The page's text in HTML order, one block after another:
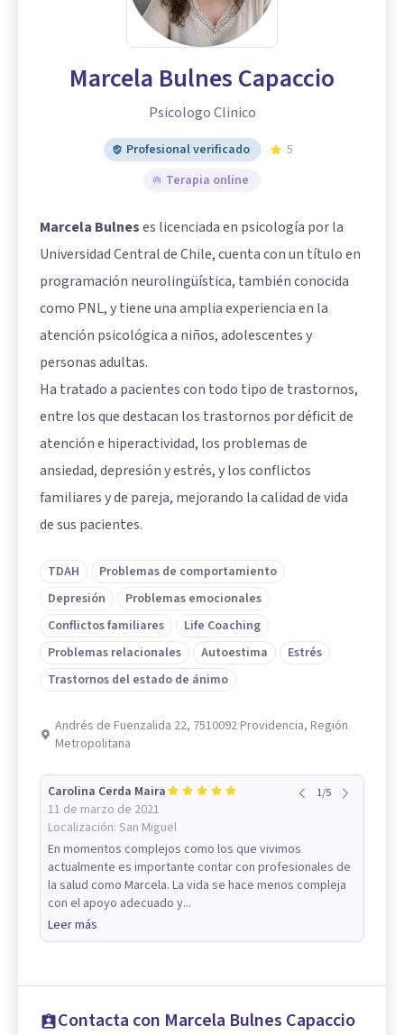
Marcela Bulnes Capaccio
Psicologo Clinico
Profesional verificado
5
Terapia online
Marcela Bulneses licenciada en psicología por la
Universidad Central de Chile, cuenta con un título en
programación neurolingüística, también conocida
como PNL, y tiene una amplia experiencia en la
atención psicológica a niños, adolescentes y
personas adultas.
Ha tratado a pacientes con todo tipo de trastornos,
entre los que destacan los trastornos por déficit de
atención e hiperactividad, los problemas de
ansiedad, depresión y estrés, y los conflictos
familiares y de pareja, mejorando la calidad de vida
de sus pacientes.
TDAH
Problemas de comportamiento
Depresión
Problemas emocionales
Conflictos familiares
Life Coaching
Problemas relacionales
Autoestima
Estrés
Trastornos del estado de ánimo
Andrés de Fuenzalida 22, 7510092 Providencia, Región
Metropolitana
Carolina Cerda Maira
11 de marzo de 2021
Localización: San Miguel
1/5
En momentos complejos como los que vivimos
actualmente es importante contar con profesionales de
la salud como Marcela. La vida se hace menos compleja
con el apoyo adecuado y...
Leer más
Contacta con Marcela Bulnes Capaccio